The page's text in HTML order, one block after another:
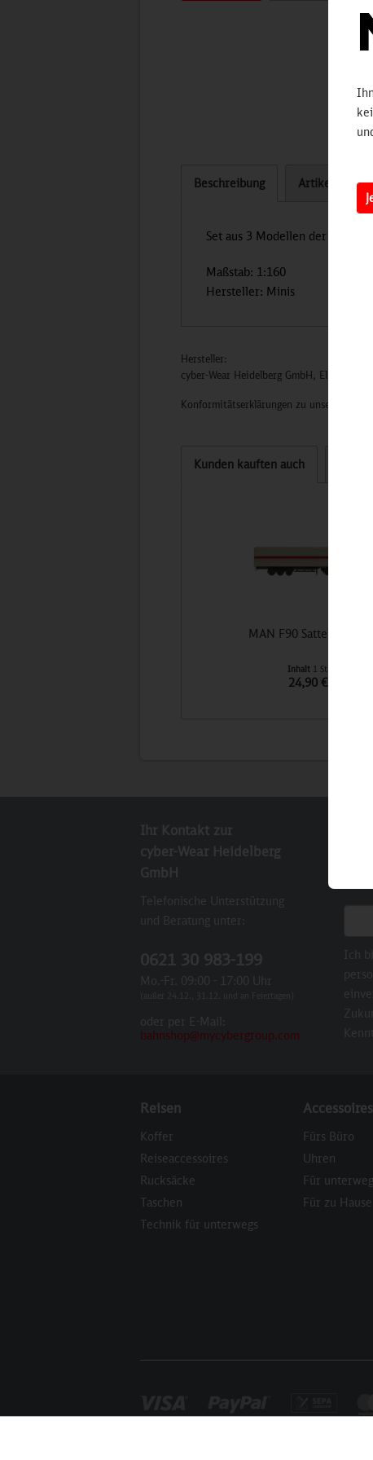
Beschreibung Artikel
Set aus 3 Modellen der dritten
Maßstab: 1:160
Hersteller: Minis
Hersteller:
cyber-Wear Heidelberg GmbH, Elsa-
Konformitätserklärungen zu unseren
Kunden kauften auch
MAN F90 Sattelzug DB
Inhalt 1 St
24,90 €
Ihr Kontakt zur
cyber-Wear Heidelberg
GmbH
Telefonische Unterstützung
und Beratung unter:
0621 30 983-199
Mo.-Fr. 09:00 - 17:00 Uhr
(außer 24.12., 31.12. und an Feiertagen)
oder per E-Mail:
bahnshop@mycybergroup.com
Ich
Reisen
Koffer
Reiseaccessoires
Rucksäcke
Taschen
Technik für unterwegs
Accessoires
Fürs Büro
Uhren
Für
Für zu Hause